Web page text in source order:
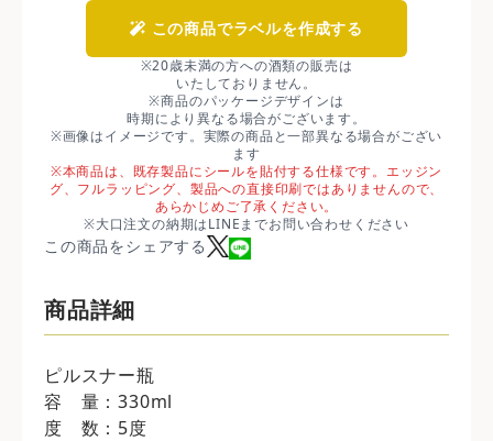
この商品でラベルを作成する
※20歳未満の方への酒類の販売は
いたしておりません。
※商品のパッケージデザインは
時期により異なる場合がございます。
※画像はイメージです。実際の商品と一部異なる場合がござい
ます
※本商品は、既存製品にシールを貼付する仕様です。エッジン
グ、フルラッピング、製品への直接印刷ではありませんので、
あらかじめご了承ください。
※大口注文の納期はLINEまでお問い合わせください
この商品をシェアする
商品詳細
ピルスナー瓶
容 量：330ml
度 数：5度